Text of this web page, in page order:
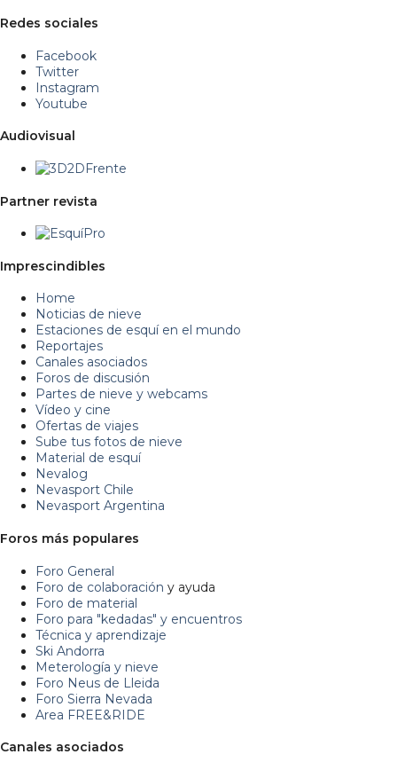
Redes sociales
Facebook
Twitter
Instagram
Youtube
Audiovisual
Partner revista
Imprescindibles
Home
Noticias de nieve
Estaciones de esquí en el mundo
Reportajes
Canales asociados
Foros de discusión
Partes de nieve y webcams
Vídeo y cine
Ofertas de viajes
Sube tus fotos de nieve
Material de esquí
Nevalog
Nevasport Chile
Nevasport Argentina
Foros más populares
Foro General
Foro de colaboración y ayuda
Foro de material
Foro para "kedadas" y encuentros
Técnica y aprendizaje
Ski Andorra
Meterología y nieve
Foro Neus de Lleida
Foro Sierra Nevada
Area FREE&RIDE
Canales asociados